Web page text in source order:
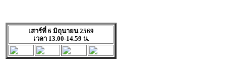
เสาร์ที่ 6 มิถุนายน 2569
เวลา 13.00-14.59 น.